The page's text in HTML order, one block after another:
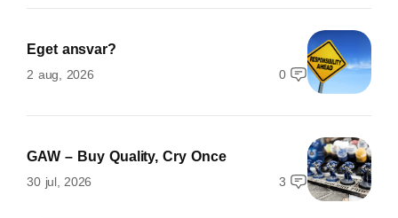
Eget ansvar?
2 aug, 2026 0
GAW – Buy Quality, Cry Once
30 jul, 2026 3